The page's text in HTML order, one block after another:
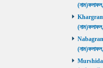
Khargram
Nabagram